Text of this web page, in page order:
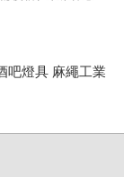
吧燈具 麻繩工業